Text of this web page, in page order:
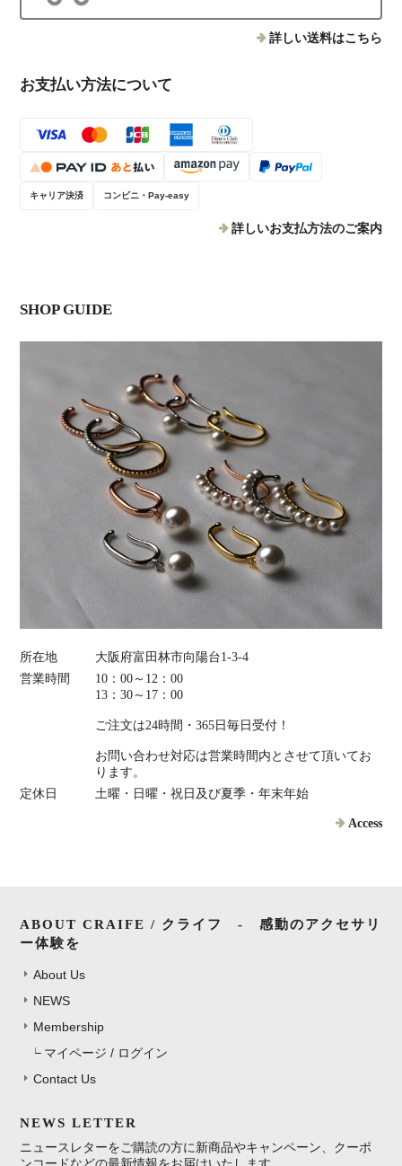
詳しい送料はこちら
お支払い方法について
キャリア決済 コンビニ・Pay-easy
詳しいお支払方法のご案内
SHOP GUIDE
所在地
大阪府富田林市向陽台1-3-4
営業時間
10：00～12：00
13：30～17：00
ご注文は24時間・365日毎日受付！
お問い合わせ対応は営業時間内とさせて頂いてお
ります。
定休日
土曜・日曜・祝日及び夏季・年末年始
Access
ABOUT CRAIFE / クライフ - 感動のアクセサリ
ー体験を
About Us
NEWS
Membership
マイページ / ログイン
Contact Us
NEWS LETTER
ニュースレターをご購読の方に新商品やキャンペーン、クーポ